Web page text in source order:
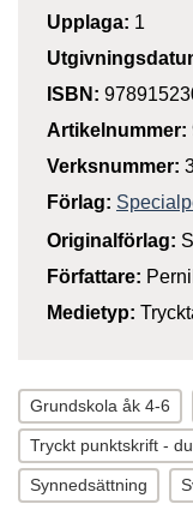
Upplaga: 1
ISBN:
Artikelnummer:
Verksnummer:
Förlag:
Originalförlag:
Författare:
Medietyp:
Grundskola åk 4-6
Tryckt punktskrift -
Synnedsättning